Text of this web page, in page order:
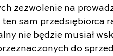
zezwolenie na
ten sam przedsiębiorca
nie będzie musiał
do